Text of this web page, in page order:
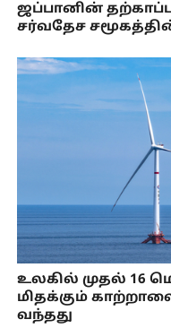
ஜப்பானின்
சர்வதேச
உலகில் முதல் 16
மிதக்கும்
வந்தது